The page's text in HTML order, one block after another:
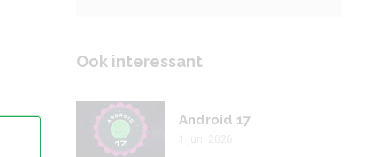
Ook interessant
Android 17